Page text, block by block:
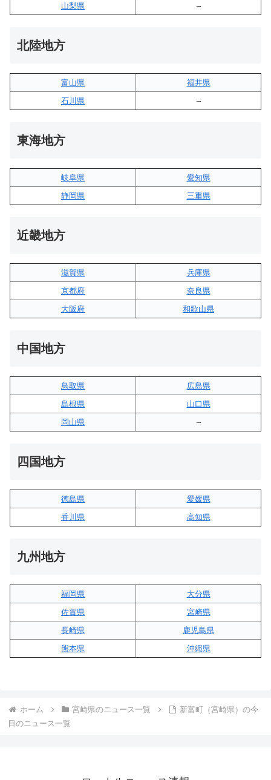
山梨県
–
北陸地方
富山県
福井県
石川県
–
東海地方
岐阜県
愛知県
静岡県
三重県
近畿地方
滋賀県
兵庫県
京都府
奈良県
大阪府
和歌山県
中国地方
鳥取県
広島県
島根県
山口県
岡山県
–
四国地方
徳島県
愛媛県
香川県
高知県
九州地方
福岡県
大分県
佐賀県
宮崎県
長崎県
鹿児島県
熊本県
沖縄県
ホーム 宮崎県のニュース一覧
新富町（宮崎県）の今
日のニュース一覧